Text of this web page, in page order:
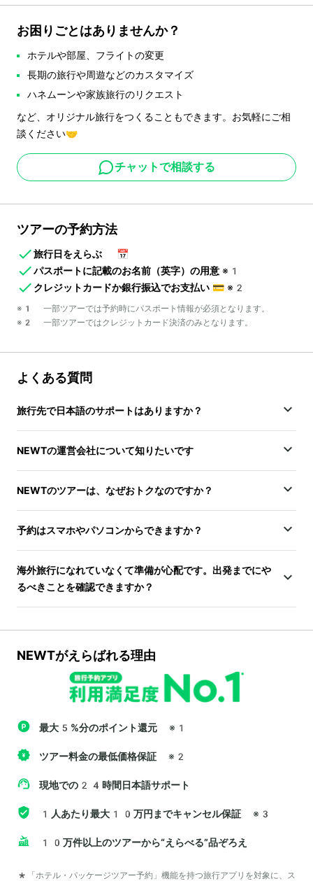
お困りごとはありませんか？
ホテルや部屋、フライトの変更
長期の旅行や周遊などのカスタマイズ
ハネムーンや家族旅行のリクエスト
など、オリジナル旅行をつくることもできます。お気軽にご相
談ください🤝
チャットで相談する
ツアーの予約方法
旅行日をえらぶ
📅
パスポートに記載のお名前（英字）の用意 ※1
クレジットカードか銀行振込でお支払い 💳 ※2
※1 一部ツアーでは予約時にパスポート情報が必須となります。
※2 一部ツアーではクレジットカード決済のみとなります。
よくある質問
旅行先で日本語のサポートはありますか？
NEWTの運営会社について知りたいです
NEWTのツアーは、なぜおトクなのですか？
予約はスマホやパソコンからできますか？
海外旅行になれていなくて準備が心配です。出発までにや
るべきことを確認できますか？
NEWTがえらばれる理由
最大5%分のポイント還元 ※1
ツアー料金の最低価格保証 ※2
現地での24時間日本語サポート
1人あたり最大10万円までキャンセル保証 ※3
10万件以上のツアーから“えらべる”品ぞろえ
*「ホテル・パッケージツアー予約」機能を持つ旅行アプリを対象に、ス